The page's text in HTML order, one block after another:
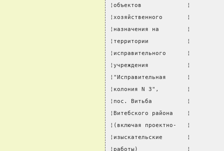
¦объектов             ¦
¦хозяйственного
¦назначения на
¦территории           ¦
¦исправительного
¦учреждения           ¦
¦"Исправительная
¦колония N 3",        ¦
¦пос. Витьба          ¦
¦Витебского района
¦(включая проектно-
¦изыскательские
¦работы)              ¦